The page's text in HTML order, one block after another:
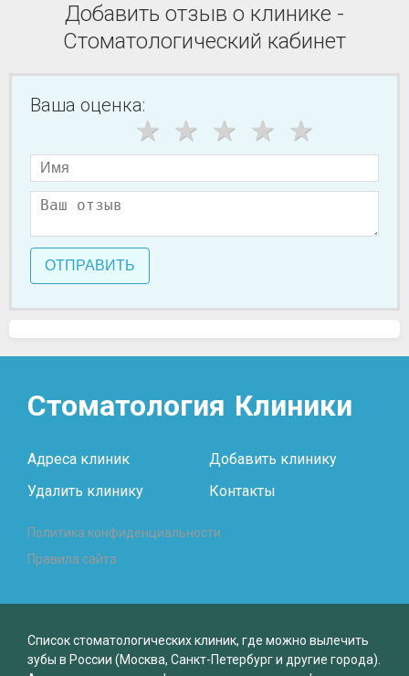
Добавить отзыв о клинике -
Стоматологический кабинет
Ваша оценка:
ОТПРАВИТЬ
Стоматология Клиники
Адреса клиник
Добавить клинику
Удалить клинику
Контакты
Политика конфиденциальности
Правила сайта
Список стоматологических клиник, где можно вылечить
зубы в России (Москва, Санкт-Петербург и другие города).